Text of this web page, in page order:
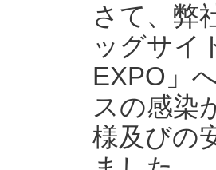
さて、弊
ッグサイ
EXPO」
スの感染
様及びの